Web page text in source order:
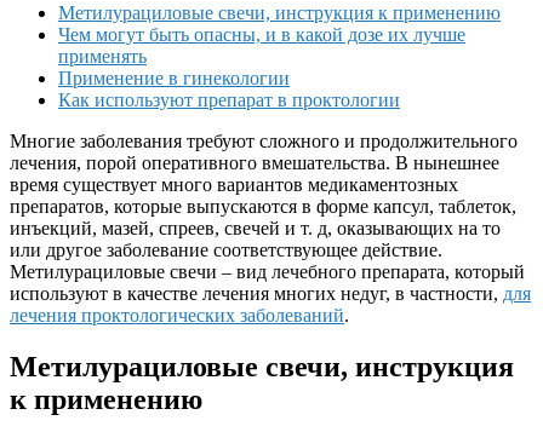
Метилурациловые свечи, инструкция к применению
Чем могут быть опасны, и в какой дозе их лучше
применять
Применение в гинекологии
Как используют препарат в проктологии
Многие заболевания требуют сложного и продолжительного
лечения, порой оперативного вмешательства. В нынешнее
время существует много вариантов медикаментозных
препаратов, которые выпускаются в форме капсул, таблеток,
инъекций, мазей, спреев, свечей и т. д, оказывающих на то
или другое заболевание соответствующее действие.
Метилурациловые свечи – вид лечебного препарата, который
используют в качестве лечения многих недуг, в частности, для
лечения проктологических заболеваний.
Метилурациловые свечи, инструкция
к применению